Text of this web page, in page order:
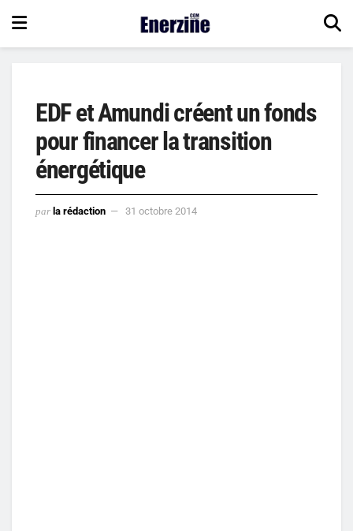
EDF et Amundi créent un fonds
pour financer la transition
énergétique
par la rédaction 31 octobre 2014